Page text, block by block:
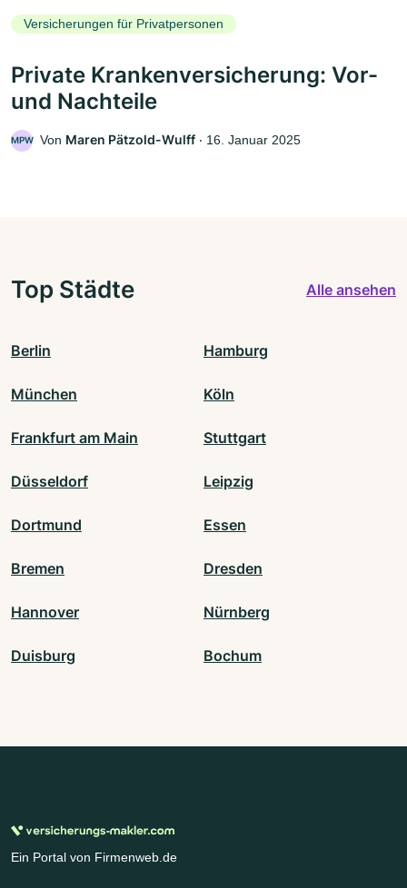
Versicherungen für Privatpersonen
Private Krankenversicherung: Vor-
und Nachteile
MPW Von Maren Pätzold-Wulff ‧ 16. Januar 2025
Top Städte Alle ansehen
Berlin Hamburg
München Köln
Frankfurt am Main Stuttgart
Düsseldorf Leipzig
Dortmund Essen
Bremen Dresden
Hannover Nürnberg
Duisburg Bochum
Ein Portal von Firmenweb.de